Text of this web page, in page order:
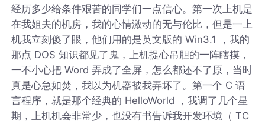
经历多少给条件艰苦的同学们一点信心。第一次上机是
在我姐夫的机房，我的心情激动的无与伦比，但是一上
机我立刻傻了眼，他们用的是英文版的 Win3.1 ，我的
那点 DOS 知识都见了鬼，上机提心吊胆的一阵瞎摸，
一不小心把 Word 弄成了全屏，怎么都还不了原，当时
真是心急如焚，我以为机器被我弄坏了。第一个 C 语
言程序，就是那个经典的 HelloWorld ，我调了几个星
期，上机机会非常少，也没有书告诉我开发环境（ TC